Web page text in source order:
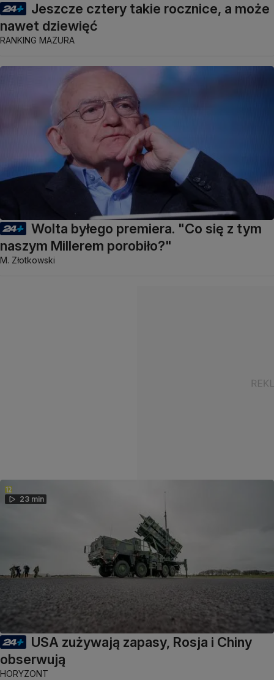
Jeszcze cztery takie rocznice, a może
nawet dziewięć
RANKING MAZURA
Wolta byłego premiera. "Co się z tym
naszym Millerem porobiło?"
M. Złotkowski
23 min
USA zużywają zapasy, Rosja i Chiny
obserwują
HORYZONT